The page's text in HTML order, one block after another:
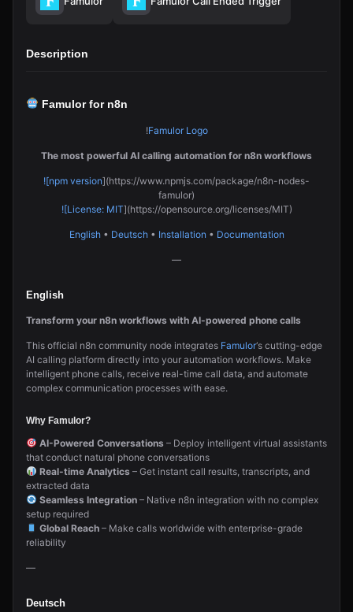
Description
Famulor for n8n
!Famulor Logo
The most powerful AI calling automation for n8n workflows
![npm version](https://www.npmjs.com/package/n8n-nodes-
famulor)
![License: MIT](https://opensource.org/licenses/MIT)
English• Deutsch• Installation • Documentation
—
English
Transform your n8n workflows with AI-powered phone calls
This official n8n community node integrates Famulor‘s cutting-edge
AI calling platform directly into your automation workflows. Make
intelligent phone calls, receive real-time call data, and automate
complex communication processes with ease.
Why Famulor?
AI-Powered Conversations– Deploy intelligent virtual assistants
that conduct natural phone conversations
Real-time Analytics– Get instant call results, transcripts, and
extracted data
Seamless Integration– Native n8n integration with no complex
setup required
Global Reach– Make calls worldwide with enterprise-grade
reliability
—
Deutsch